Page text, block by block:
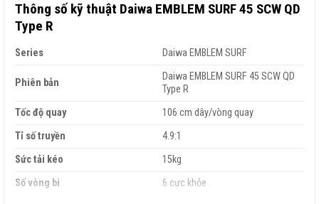
Thông số kỹ thuật Daiwa EMBLEM SURF 45 SCW QD
Type R
Series Daiwa EMBLEM SURF
Phiên bản
Daiwa EMBLEM SURF 45 SCW QD
Type R
Tốc độ quay
106 cm dây/vòng quay
Tỉ số truyền
4.9:1
Sức tải kéo
15kg
Số vòng bi
6 cực khỏe